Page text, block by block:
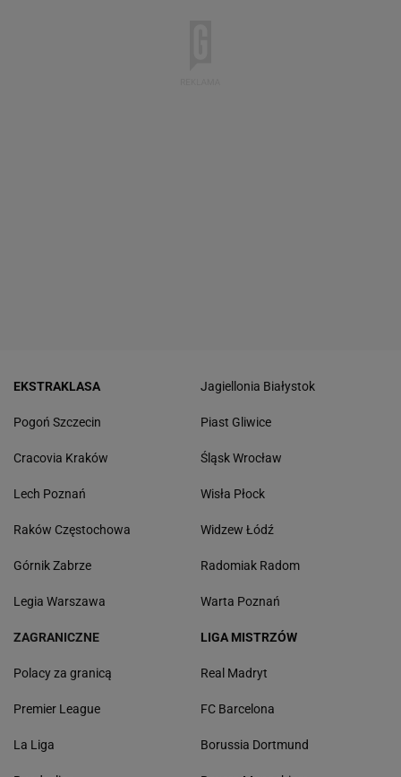
EKSTRAKLASA
Pogoń Szczecin
Cracovia Kraków
Lech Poznań
Raków Częstochowa
Górnik Zabrze
Legia Warszawa
Jagiellonia Białystok
Piast Gliwice
Śląsk Wrocław
Wisła Płock
Widzew Łódź
Radomiak Radom
Warta Poznań
ZAGRANICZNE
Polacy za granicą
Premier League
La Liga
LIGA MISTRZÓW
Real Madryt
FC Barcelona
Borussia Dortmund